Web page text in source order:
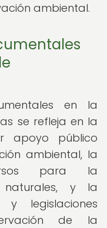
ambiental.
en la
se refleja en la
apoyo público
ambiental, la
para la
naturales, y la
legislaciones
de la